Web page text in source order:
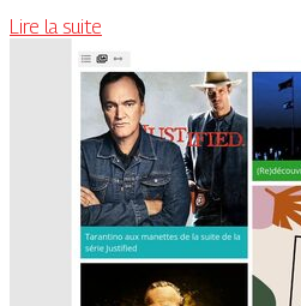
Lire la suite